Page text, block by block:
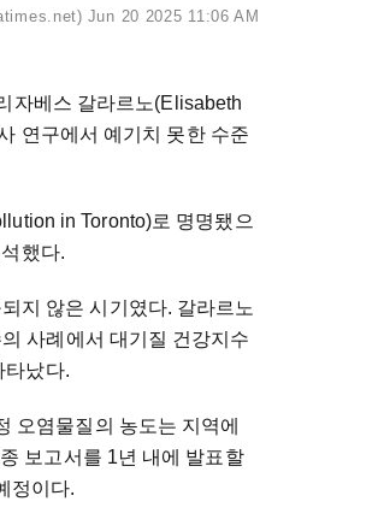
Jun 20 2025 11:06 AM
자베스 갈라르노(Elisabeth
연구에서 예기치 못한 수준
in Toronto)로 명명됐으
했다.
지 않은 시기였다. 갈라르노
사례에서 대기질 건강지수
타났다.
오염물질의 농도는 지역에
보고서를 1년 내에 발표할
정이다.